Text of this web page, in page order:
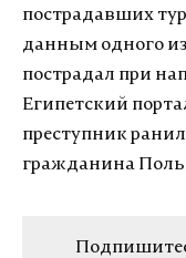
пострадавших
данным одного
пострадал при
Египетский
преступник
гражданина